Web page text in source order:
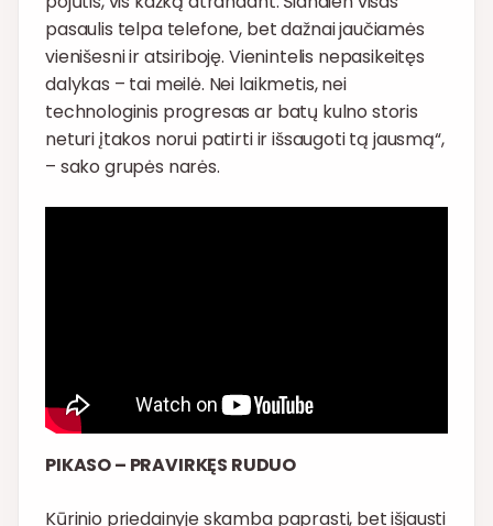
pasaulis telpa telefone, bet dažnai jaučiamės
vienišesni ir atsiriboję. Vienintelis nepasikeitęs
dalykas – tai meilė. Nei laikmetis, nei
technologinis progresas ar batų kulno storis
neturi įtakos norui patirti ir išsaugoti tą jausmą“,
– sako grupės narės.
PIKASO – PRAVIRKĘS RUDUO
Kūrinio priedainyje skamba paprasti, bet išjausti